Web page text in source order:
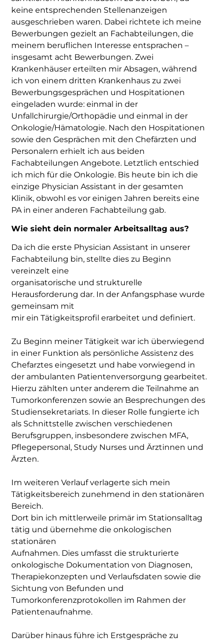
keine entsprechenden Stellenanzeigen
ausgeschrieben waren. Dabei richtete ich meine
Bewerbungen gezielt an Fachabteilungen, die
meinem beruflichen Interesse entsprachen –
insgesamt acht Bewerbungen. Zwei
Krankenhäuser erteilten mir Absagen, während
ich von einem dritten Krankenhaus zu zwei
Bewerbungsgesprächen und Hospitationen
eingeladen wurde: einmal in der
Unfallchirurgie/Orthopädie und einmal in der
Onkologie/Hämatologie. Nach den Hospitationen
sowie den Gesprächen mit den Chefärzten und
Personalern erhielt ich aus beiden
Fachabteilungen Angebote. Letztlich entschied
ich mich für die Onkologie. Bis heute bin ich die
einzige Physician Assistant in der gesamten
Klinik, obwohl es vor einigen Jahren bereits eine
PA in einer anderen Fachabteilung gab.
Wie sieht dein normaler Arbeitsalltag aus?
Da ich die erste Physician Assistant in unserer
Fachabteilung bin, stellte dies zu Beginn
vereinzelt eine
organisatorische und strukturelle
Herausforderung dar. In der Anfangsphase wurde
gemeinsam mit
mir ein Tätigkeitsprofil erarbeitet und definiert.
Zu Beginn meiner Tätigkeit war ich überwiegend
in einer Funktion als persönliche Assistenz des
Chefarztes eingesetzt und habe vorwiegend in
der ambulanten Patientenversorgung gearbeitet.
Hierzu zählten unter anderem die Teilnahme an
Tumorkonferenzen sowie an Besprechungen des
Studiensekretariats. In dieser Rolle fungierte ich
als Schnittstelle zwischen verschiedenen
Berufsgruppen, insbesondere zwischen MFA,
Pflegepersonal, Study Nurses und Ärztinnen und
Ärzten.
Im weiteren Verlauf verlagerte sich mein
Tätigkeitsbereich zunehmend in den stationären
Bereich.
Dort bin ich mittlerweile primär im Stationsalltag
tätig und übernehme die onkologischen
stationären
Aufnahmen. Dies umfasst die strukturierte
onkologische Dokumentation von Diagnosen,
Therapiekonzepten und Verlaufsdaten sowie die
Sichtung von Befunden und
Tumorkonferenzprotokollen im Rahmen der
Patientenaufnahme.
Darüber hinaus führe ich Erstgespräche zu